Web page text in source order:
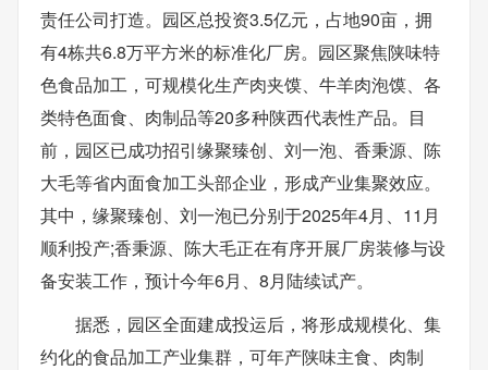
责任公司打造。园区总投资3.5亿元，占地90亩，拥
有4栋共6.8万平方米的标准化厂房。园区聚焦陕味特
色食品加工，可规模化生产肉夹馍、牛羊肉泡馍、各
类特色面食、肉制品等20多种陕西代表性产品。目
前，园区已成功招引缘聚臻创、刘一泡、香秉源、陈
大毛等省内面食加工头部企业，形成产业集聚效应。
其中，缘聚臻创、刘一泡已分别于2025年4月、11月
顺利投产;香秉源、陈大毛正在有序开展厂房装修与设
备安装工作，预计今年6月、8月陆续试产。
据悉，园区全面建成投运后，将形成规模化、集
约化的食品加工产业集群，可年产陕味主食、肉制